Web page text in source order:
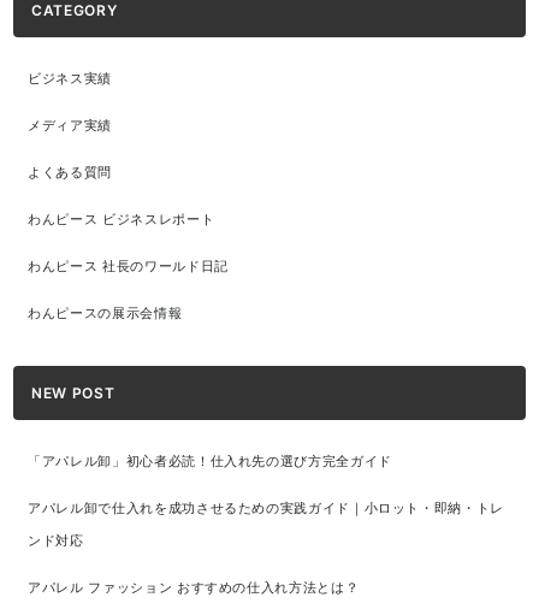
CATEGORY
ビジネス実績
メディア実績
よくある質問
わんピース ビジネスレポート
わんピース 社長のワールド日記
わんピースの展示会情報
NEW POST
「アパレル卸」初心者必読！仕入れ先の選び方完全ガイド
アパレル卸で仕入れを成功させるための実践ガイド｜小ロット・即納・トレ
ンド対応
アパレル ファッション おすすめの仕入れ方法とは？